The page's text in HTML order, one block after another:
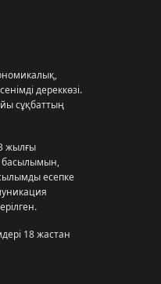
дереккөзі.
сұқбаттың
жылғы
басылымын,
есепке
18 жастан